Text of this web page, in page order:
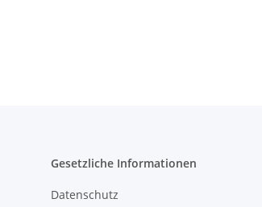
Gesetzliche Informationen
Datenschutz